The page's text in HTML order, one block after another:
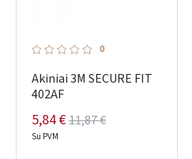
0
Akiniai 3M SECURE FIT
402AF
5,84 €11,87 €
Su PVM